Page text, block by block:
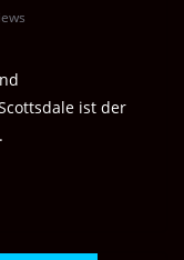
ist der